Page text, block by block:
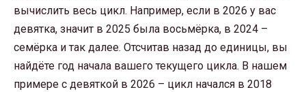
вычислить весь цикл. Например, если в 2026 у вас
девятка, значит в 2025 была восьмёрка, в 2024 –
семёрка и так далее. Отсчитав назад до единицы, вы
найдёте год начала вашего текущего цикла. В нашем
примере с девяткой в 2026 – цикл начался в 2018